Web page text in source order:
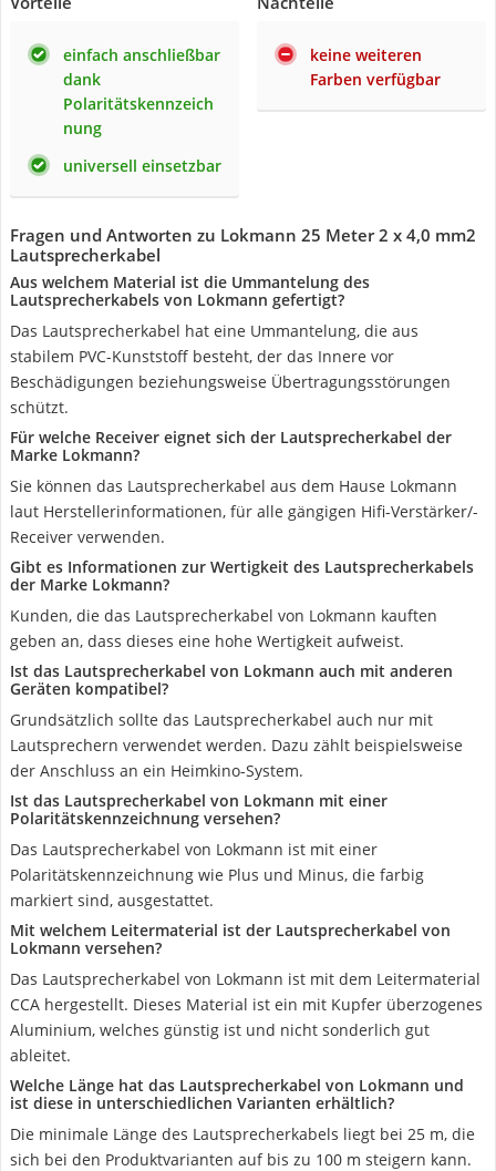
einfach anschließbar
dank
Polaritätskennzeich
nung
universell einsetzbar
keine weiteren
Farben verfügbar
Fragen und Antworten zu Lokmann 25 Meter 2 x 4,0 mm2
Lautsprecherkabel
Aus welchem Material ist die Ummantelung des
Lautsprecherkabels von Lokmann gefertigt?
Das Lautsprecherkabel hat eine Ummantelung, die aus
stabilem PVC-Kunststoff besteht, der das Innere vor
Beschädigungen beziehungsweise Übertragungsstörungen
schützt.
Für welche Receiver eignet sich der Lautsprecherkabel der
Marke Lokmann?
Sie können das Lautsprecherkabel aus dem Hause Lokmann
laut Herstellerinformationen, für alle gängigen Hifi-Verstärker/-
Receiver verwenden.
Gibt es Informationen zur Wertigkeit des Lautsprecherkabels
der Marke Lokmann?
Kunden, die das Lautsprecherkabel von Lokmann kauften
geben an, dass dieses eine hohe Wertigkeit aufweist.
Ist das Lautsprecherkabel von Lokmann auch mit anderen
Geräten kompatibel?
Grundsätzlich sollte das Lautsprecherkabel auch nur mit
Lautsprechern verwendet werden. Dazu zählt beispielsweise
der Anschluss an ein Heimkino-System.
Ist das Lautsprecherkabel von Lokmann mit einer
Polaritätskennzeichnung versehen?
Das Lautsprecherkabel von Lokmann ist mit einer
Polaritätskennzeichnung wie Plus und Minus, die farbig
markiert sind, ausgestattet.
Mit welchem Leitermaterial ist der Lautsprecherkabel von
Lokmann versehen?
Das Lautsprecherkabel von Lokmann ist mit dem Leitermaterial
CCA hergestellt. Dieses Material ist ein mit Kupfer überzogenes
Aluminium, welches günstig ist und nicht sonderlich gut
ableitet.
Welche Länge hat das Lautsprecherkabel von Lokmann und
ist diese in unterschiedlichen Varianten erhältlich?
Die minimale Länge des Lautsprecherkabels liegt bei 25 m, die
sich bei den Produktvarianten auf bis zu 100 m steigern kann.